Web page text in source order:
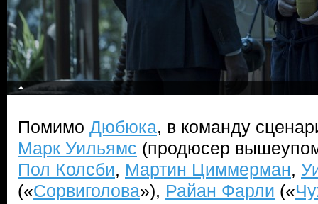
Помимо Дюбюка, в команду
Марк Уильямс (продюсер
Пол Колсби, Мартин Циммерман,
(«Сорвиголова»), Райан Фарли («